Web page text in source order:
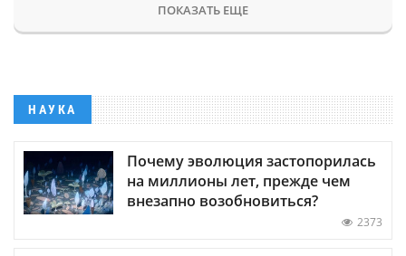
ПОКАЗАТЬ ЕЩЕ
НАУКА
Почему эволюция застопорилась
на миллионы лет, прежде чем
внезапно возобновиться?
2373